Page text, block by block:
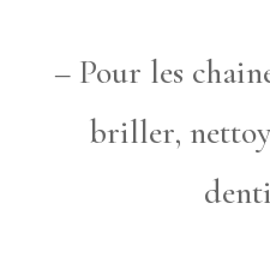
– Pour les
briller,